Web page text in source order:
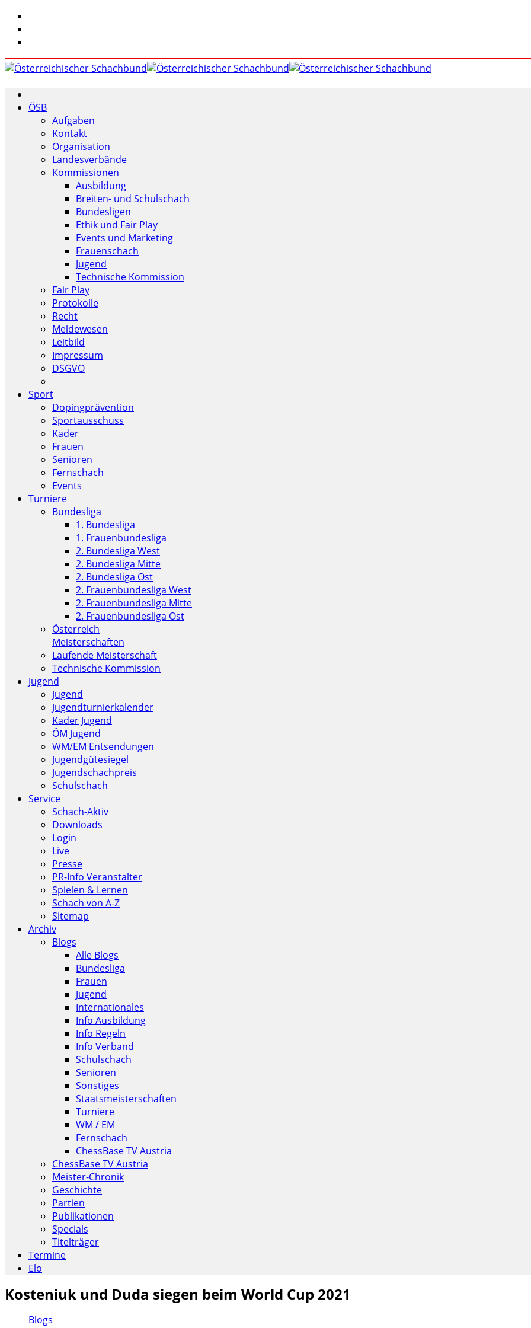
ÖSB
Aufgaben
Kontakt
Organisation
Landesverbände
Kommissionen
Ausbildung
Breiten- und Schulschach
Bundesligen
Ethik und Fair Play
Events und Marketing
Frauenschach
Jugend
Technische Kommission
Fair Play
Protokolle
Recht
Meldewesen
Leitbild
Impressum
DSGVO
Sport
Dopingprävention
Sportausschuss
Kader
Frauen
Senioren
Fernschach
Events
Turniere
Bundesliga
1. Bundesliga
1. Frauenbundesliga
2. Bundesliga West
2. Bundesliga Mitte
2. Bundesliga Ost
2. Frauenbundesliga West
2. Frauenbundesliga Mitte
2. Frauenbundesliga Ost
Österreich
Meisterschaften
Laufende Meisterschaft
Technische Kommission
Jugend
Jugend
Jugendturnierkalender
Kader Jugend
ÖM Jugend
WM/EM Entsendungen
Jugendgütesiegel
Jugendschachpreis
Schulschach
Service
Schach-Aktiv
Downloads
Login
Live
Presse
PR-Info Veranstalter
Spielen & Lernen
Schach von A-Z
Sitemap
Archiv
Blogs
Alle Blogs
Bundesliga
Frauen
Jugend
Internationales
Info Ausbildung
Info Regeln
Info Verband
Schulschach
Senioren
Sonstiges
Staatsmeisterschaften
Turniere
WM / EM
Fernschach
ChessBase TV Austria
ChessBase TV Austria
Meister-Chronik
Geschichte
Partien
Publikationen
Specials
Titelträger
Termine
Elo
Kosteniuk und Duda siegen beim World Cup 2021
Blogs